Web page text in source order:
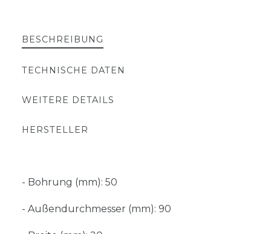
BESCHREIBUNG
TECHNISCHE DATEN
WEITERE DETAILS
HERSTELLER
- Bohrung (mm): 50
- Außendurchmesser (mm): 90